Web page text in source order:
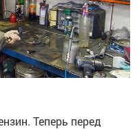
Теперь перед